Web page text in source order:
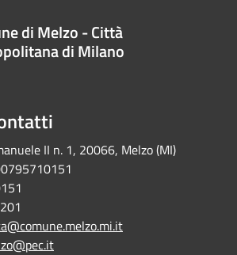
di Melzo - Città
di Milano
II n. 1, 20066, Melzo (MI)